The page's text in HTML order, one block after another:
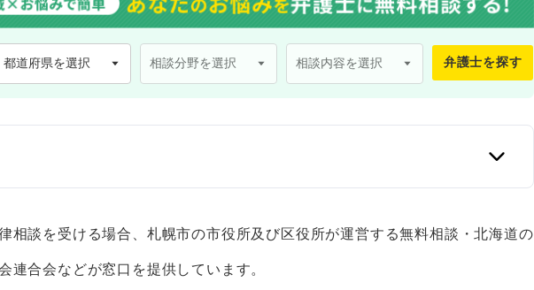
弁護士を探す
弁護士を検索できるベンナビがおすすめ
札幌法律相談センター
相談を受ける場合、札幌市の市役所及び区役所が運営する無料相談・北海道の
連合会などが窓口を提供しています。